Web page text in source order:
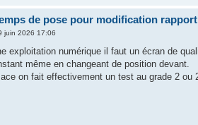
de pose pour modification
juin 2026 17:06
exploitation numérique il faut un écran de
même en changeant de position devant.
on fait effectivement un test au grade 2